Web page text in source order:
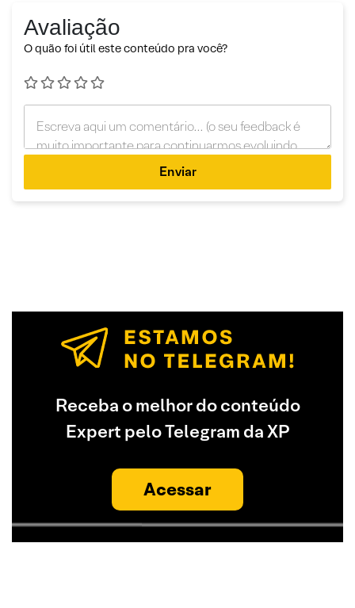
Avaliação
O quão foi útil este conteúdo pra você?
Enviar
Receba o melhor do conteúdo
Expert pelo Telegram da XP
Acessar